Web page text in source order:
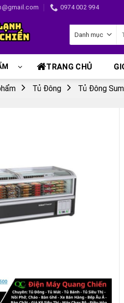
0974 002 994
TRANG CHỦ
Tủ Đông Tủ Đông